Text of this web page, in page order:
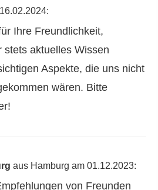
Ihre Freundlichkeit,
stets aktuelles Wissen
Aspekte, die uns nicht
wären. Bitte
aus Hamburg am 01.12.2023:
von Freunden